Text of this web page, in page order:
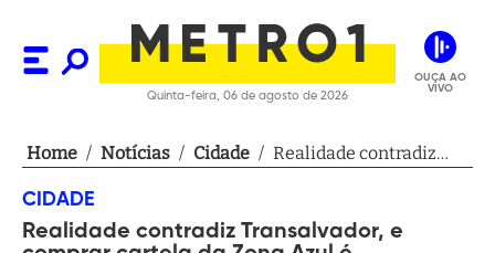
Quinta-feira, 06 de agosto de 2026
OUÇA AO
VIVO
Home / Notícias / Cidade / Realidade contradiz
Zona Azul é verdadeiro
CIDADE
Realidade contradiz Transalvador, e